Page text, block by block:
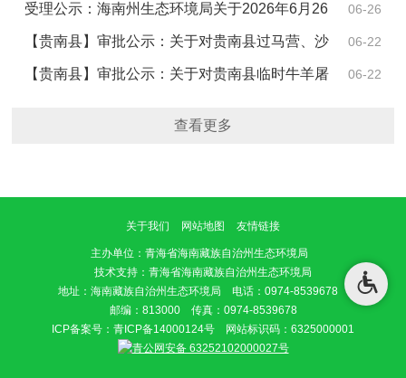
对2026年6月16日受理的建设项目环境影响评价报告表
拟进行审查的公示
06-26
受理公示：海南州生态环境局关于2026年6月26
日受理建设项目环境影响评价文件的公示 06-22
【贵南县】审批公示：关于对贵南县过马营、沙
沟两乡镇老旧管道改造项目、贵南县森多镇、塔秀乡人
06-22
【贵南县】审批公示：关于对贵南县临时牛羊屠
查看更多
关于我们 网站地图 友情链接
主办单位 ：青海省海南藏族自治州生态环境局
技术支持：青海省海南藏族自治州生态环境局
地址：海南藏族自治州生态环境局 电话：0974-8539678
邮编：813000 传真：0974-8539678
ICP备案号： 青ICP备14000124号 网站标识码：6325000001
青公网安备 63252102000027号